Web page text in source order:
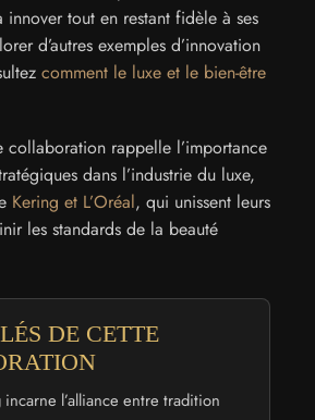
innover tout en restant fidèle à ses
d’autres exemples d’innovation
comment le luxe et le bien-être
collaboration rappelle l’importance
dans l’industrie du luxe,
Kering et L’Oréal, qui unissent leurs
les standards de la beauté
DE CETTE
l’alliance entre tradition